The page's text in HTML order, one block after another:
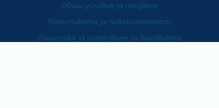
Общи условия за ползване
Политиката за поверителност
Политика за използване на бисквитки